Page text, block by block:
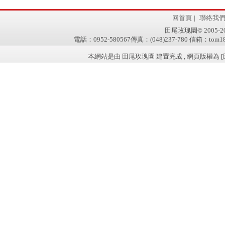
回首頁 | 聯絡我們
田尾玫瑰園© 2005-
電話：0952-580567傳真：(048)237-780 信箱：
本網站是由 田尾玫瑰園 建置完成 , 網頁版權為